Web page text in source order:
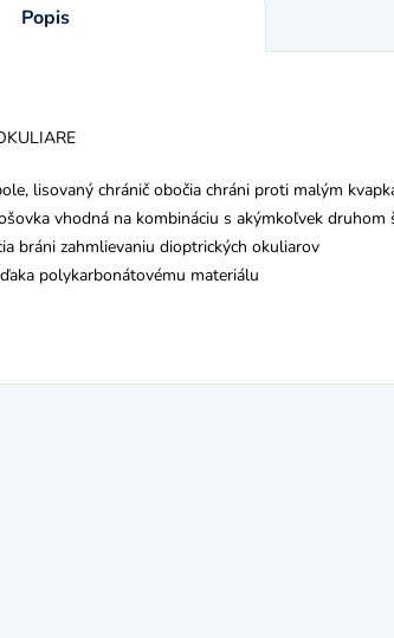
Popis
lisovaný chránič obočia chráni proti malým
vhodná na kombináciu s akýmkoľvek
bráni zahmlievaniu dioptrických okuliarov
polykarbonátovému materiálu